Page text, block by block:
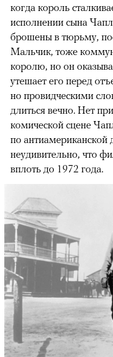
когда король
исполнении сына
брошены в тюрьму,
Мальчик, тоже
королю, но он
утешает его перед
но провидческими
длиться вечно. Нет
комической сцене
по антиамериканской
неудивительно, что
вплоть до 1972 года.